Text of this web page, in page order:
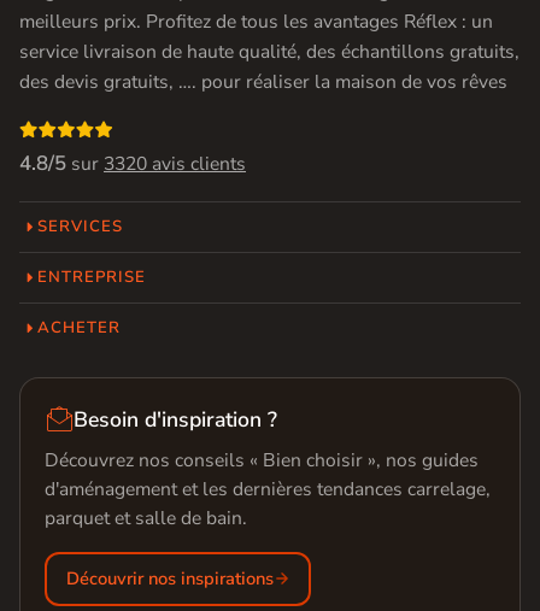
meilleurs prix. Profitez de tous les avantages Réflex : un
service livraison de haute qualité, des échantillons gratuits,
des devis gratuits, …. pour réaliser la maison de vos rêves

4.8/5 sur 3320 avis clients
SERVICES
ENTREPRISE
ACHETER
Besoin d'inspiration ?
Découvrez nos conseils « Bien choisir », nos guides
d'aménagement et les dernières tendances carrelage,
parquet et salle de bain.
Découvrir nos inspirations